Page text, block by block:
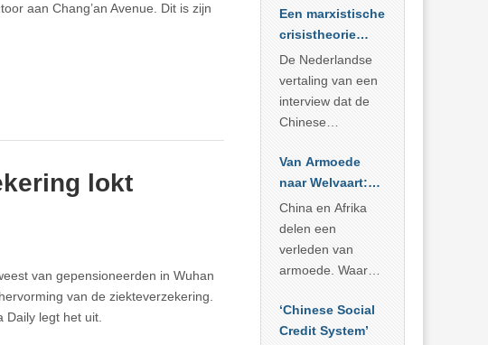
aan Chang’an Avenue. Dit is zijn
lokt
van gepensioneerden in Wuhan
van de ziekteverzekering.
Daily legt het uit.
Een marxistische
crisistheorie
voor vandaag
De Nederlandse
vertaling van een
interview dat de
Chinese
Sociale
Wetenschappen
afnam van de
Britse
marxistische
econoom Michael
zien dat
… >> lees meer
Van Armoede
naar Welvaart:
Wat Afrika kan
leren van
China’s
economisch
China en Afrika
delen een
verleden van
armoede. Waar
voorbije veertig
jaar in slaagde
‘Chinese Social
Credit System’